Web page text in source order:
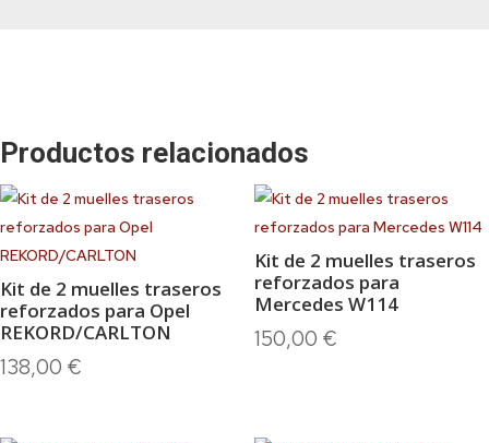
Productos relacionados
Kit de 2 muelles traseros
reforzados para Opel
REKORD/CARLTON
138,00 €
Kit de 2 muelles traseros
reforzados para
Mercedes W114
150,00 €